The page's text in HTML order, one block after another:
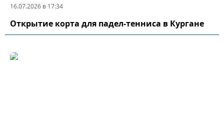
16.07.2026 в 17:34
Открытие корта для падел-тенниса в Кургане